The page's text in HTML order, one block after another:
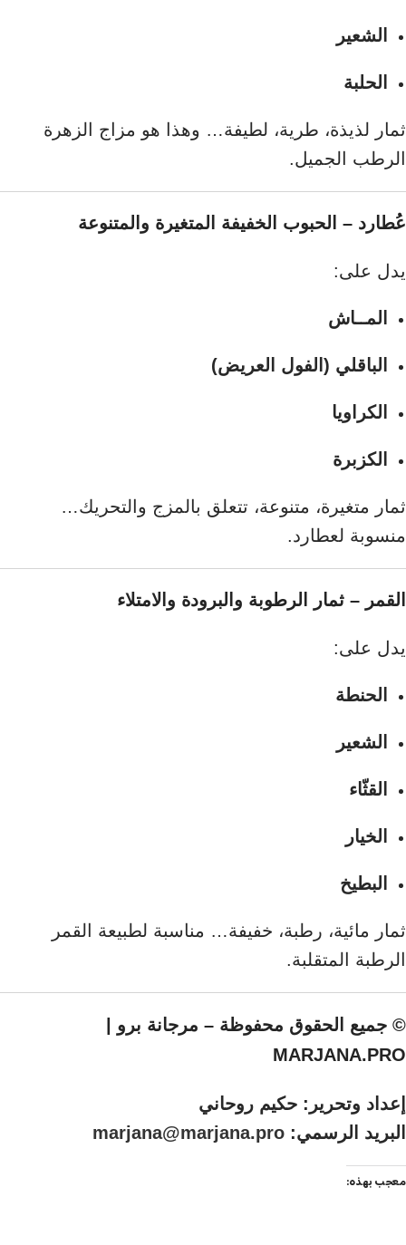
الشعير
الحلبة
ثمار لذيذة، طرية، لطيفة… وهذا هو مزاج الزهرة
الرطب الجميل.
عُطارد – الحبوب الخفيفة المتغيرة والمتنوعة
يدل على:
المــاش
الباقلي (الفول العريض)
الكراويا
الكزبرة
ثمار متغيرة، متنوعة، تتعلق بالمزج والتحريك…
منسوبة لعطارد.
القمر – ثمار الرطوبة والبرودة والامتلاء
يدل على:
الحنطة
الشعير
القثّاء
الخيار
البطيخ
ثمار مائية، رطبة، خفيفة… مناسبة لطبيعة القمر
الرطبة المتقلبة.
© جميع الحقوق محفوظة – مرجانة برو |
MARJANA.PRO
إعداد وتحرير: حكيم روحاني
البريد الرسمي: marjana@marjana.pro
معجب بهذه: